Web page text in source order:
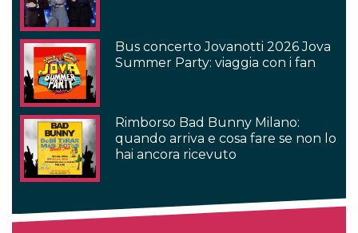
Bus concerto Jovanotti 2026 Jova
Summer Party: viaggia con i fan
Rimborso Bad Bunny Milano:
quando arriva e cosa fare se non lo
hai ancora ricevuto